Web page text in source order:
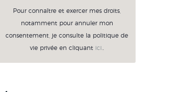
Pour connaître et exercer mes droits,
notamment pour annuler mon
consentement, je consulte la politique de
vie privée en cliquant ici.